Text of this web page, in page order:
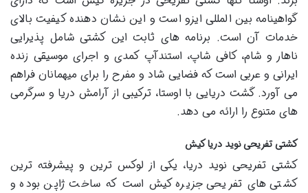
گواهینامه بین المللی ایزو است و این نشان دهنده کیفیت بالای
خدمات آن است. برنامه های ثابت این کشتی شامل پذیرایی
ناهار و شام، کافی شاپ، استندآپ کمدی و اجرای موسیقی زنده
ایرانی و عربی است که فضایی شاد و مفرح را برای میهمانان فراهم
می آورد. گشت دریایی با اوستا، ترکیبی از آرامش دریا و سرگرمی
های متنوع را ارائه می دهد.
کشتی تفریحی نوید دریا کیش
کشتی تفریحی نوید دریا، یکی از لوکس ترین و پیشرفته ترین
کشتی های تفریحی جزیره کیش است که ساخت ژاپن بوده و